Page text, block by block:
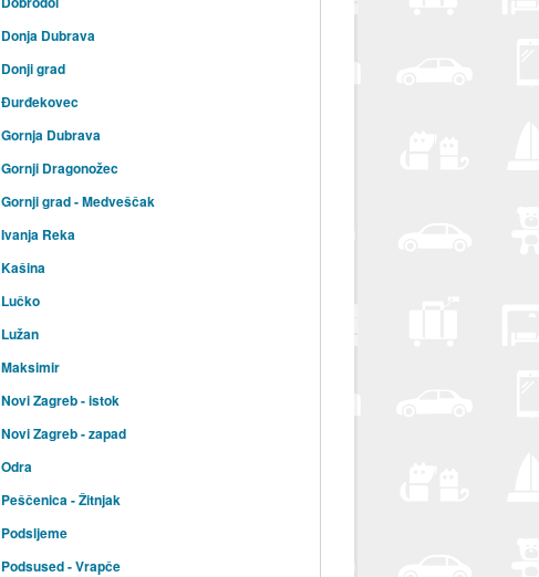
Donja Dubrava
Donji grad
Đurđekovec
Gornja Dubrava
Gornji Dragonožec
Gornji grad - Medveščak
Ivanja Reka
Kašina
Lučko
Lužan
Maksimir
Novi Zagreb - istok
Novi Zagreb - zapad
Odra
Peščenica - Žitnjak
Podsljeme
Podsused - Vrapče